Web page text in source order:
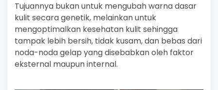
Tujuannya bukan untuk mengubah warna dasar
kulit secara genetik, melainkan untuk
mengoptimalkan kesehatan kulit sehingga
tampak lebih bersih, tidak kusam, dan bebas dari
noda-noda gelap yang disebabkan oleh faktor
eksternal maupun internal.